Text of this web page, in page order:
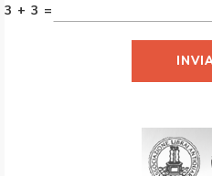
3 + 3 =